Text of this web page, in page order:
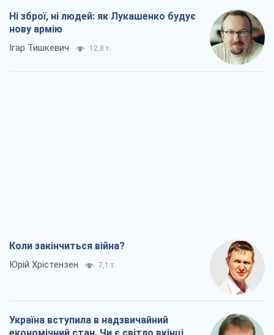
Ні зброї, ні людей: як Лукашенко будує
нову армію
Ігар Тишкевич 12,8 т.
Коли закінчиться війна?
Юрій Хрістензен 7,1 т.
Україна вступила в надзвичайний